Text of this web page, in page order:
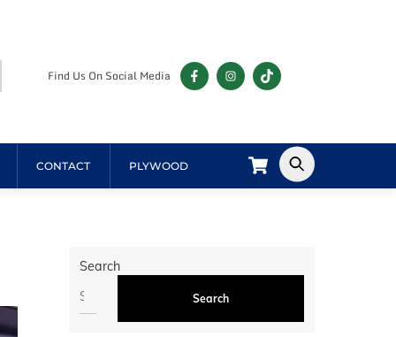
Cart
CONTACT PLYWOOD
Find Us On Social Media
Search
Search